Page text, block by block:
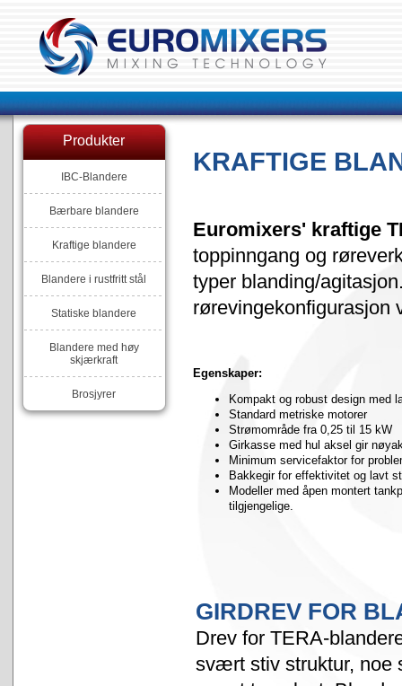
Produkter
IBC-Blandere
Bærbare blandere
Kraftige blandere
Blandere i rustfritt stål
Statiske blandere
Blandere med høy
skjærkraft
Brosjyrer
KRAFTIGE
Euromixers' kraftige
toppinngang og
typer blanding/
rørevingekonfigurasjon
Egenskaper:
Kompakt og robust design med
Standard metriske motorer
Strømområde fra 0,25 til 15 kW
Girkasse med hul aksel gir
Minimum servicefaktor for
Bakkegir for effektivitet og lavt
Modeller med åpen montert
tilgjengelige.
GIRDREV FOR
Drev for TERA-
svært stiv struktur, noe